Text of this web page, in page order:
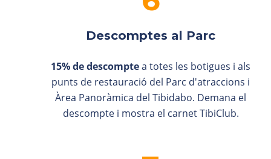
Descomptes al Parc
15% de descomptea totes les botigues i als
punts de restauració del Parc d'atraccions i
Àrea Panoràmica del Tibidabo. Demana el
descompte i mostra el carnet TibiClub.